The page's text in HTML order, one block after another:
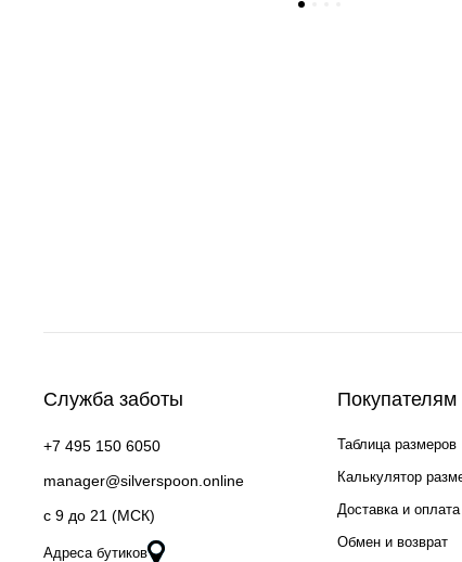
Служба заботы
+7 495 150 6050
manager@silverspoon.online
c 9 до 21 (МСК)
Адреса бутиков
Покупателям
Таблица размеров
Калькулятор
Доставка и оплата
Обмен и возврат